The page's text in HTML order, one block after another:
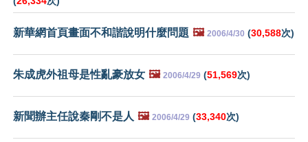
新華網首頁畫面不和諧說明什麼問題 🖼️ 2006/4/30 (30,588次)
朱成虎外祖母是性亂豪放女 🖼️ 2006/4/29 (51,569次)
新聞辦主任說秦剛不是人 🖼️ 2006/4/29 (33,340次)